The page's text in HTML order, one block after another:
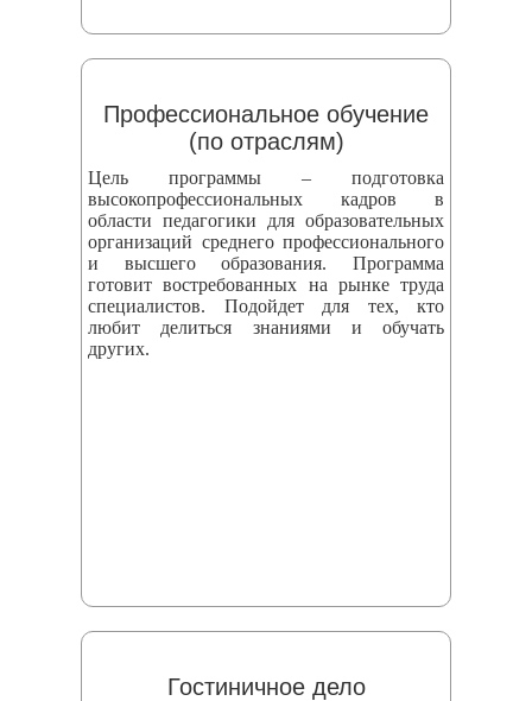
Профессиональное обучение
(по отраслям)
Цель программы – подготовка
высокопрофессиональных кадров в
области педагогики для образовательных
организаций среднего профессионального
и высшего образования. Программа
готовит востребованных на рынке труда
специалистов. Подойдет для тех, кто
любит делиться знаниями и обучать
других.
Гостиничное дело